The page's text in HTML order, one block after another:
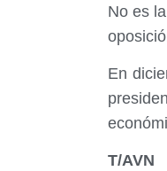
No es
En
T/AVN